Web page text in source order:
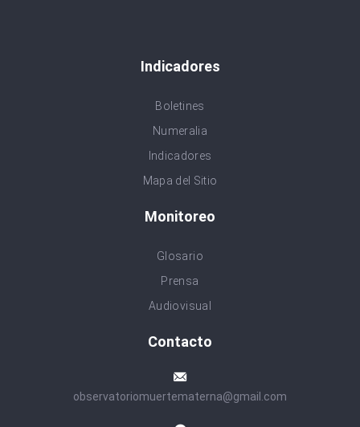
Indicadores
Boletines
Numeralia
Indicadores
Mapa del Sitio
Monitoreo
Glosario
Prensa
Audiovisual
Contacto
observatoriomuertematerna@gmail.com